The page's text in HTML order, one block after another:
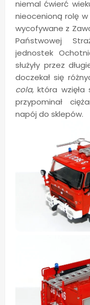
niemal ćwierć
nieocenioną rolę
wycofywane z
Państwowej
jednostek
służyły przez
doczekał się
cola, która
przypominał
napój do sklepów.